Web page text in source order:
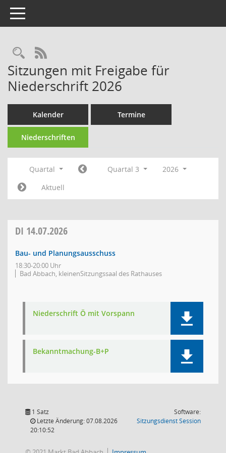
Toggle navigation
RSS-Feed
Sitzungen mit Freigabe für
Niederschrift 2026
Kalender Termine
Niederschriften
Quartal Quartal 3
2026
Aktuell
DI 14.07.2026
Bau- und Planungsausschuss
18:30-20:00 Uhr
Bad Abbach, kleinenSitzungssaal des Rathauses
Niederschrift Ö mit Vorspann
Bekanntmachung-B+P
1 Satz
Letzte Änderung: 07.08.2026
20:10:52
Software:
SitzungsdienstSession(Wird in